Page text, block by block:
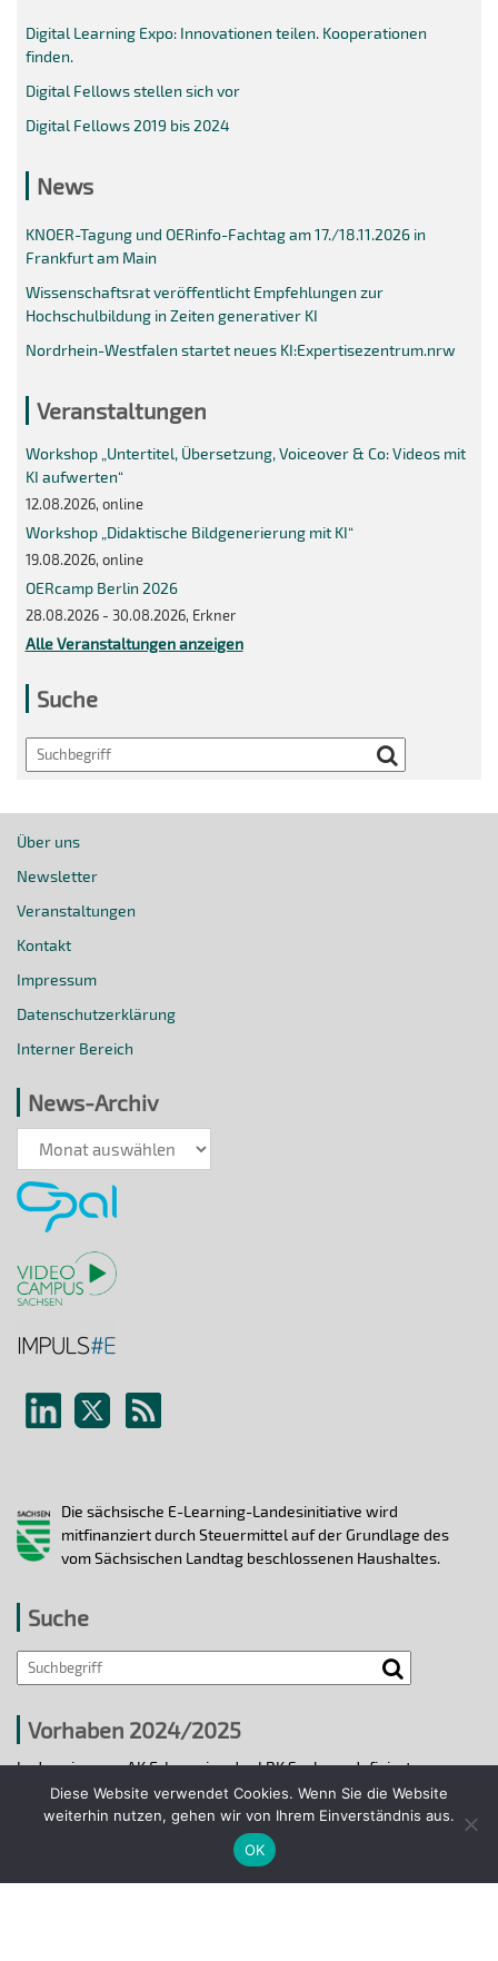
Digital Learning Expo: Innovationen teilen. Kooperationen
finden.
Digital Fellows stellen sich vor
Digital Fellows 2019 bis 2024
News
KNOER-Tagung und OERinfo-Fachtag am 17./18.11.2026 in
Frankfurt am Main
Wissenschaftsrat veröffentlicht Empfehlungen zur
Hochschulbildung in Zeiten generativer KI
Nordrhein-Westfalen startet neues KI:Expertisezentrum.nrw
Veranstaltungen
Workshop „Untertitel, Übersetzung, Voiceover & Co: Videos mit
KI aufwerten“
12.08.2026, online
Workshop „Didaktische Bildgenerierung mit KI“
19.08.2026, online
OERcamp Berlin 2026
28.08.2026 - 30.08.2026, Erkner
Alle Veranstaltungen anzeigen
Suche
Search
Über uns
Newsletter
Veranstaltungen
Kontakt
Impressum
Datenschutzerklärung
Interner Bereich
News-Archiv
News-
Archiv
Die sächsische E-Learning-Landesinitiative wird
mitfinanziert durch Steuermittel auf der Grundlage des
vom Sächsischen Landtag beschlossenen Haushaltes.
Suche
Vorhaben 2024/2025
In den vier vom AK E-Learning der LRK Sachsen definierten
strategischen Handlungsfeldern 2024/25 wurden bis 31.12.2025
ausgewählte E-Learning-Hochschulvorhaben durchgeführt.
Diese Website verwendet Cookies. Wenn Sie die Website
weiterhin nutzen, gehen wir von Ihrem Einverständnis aus.
OK